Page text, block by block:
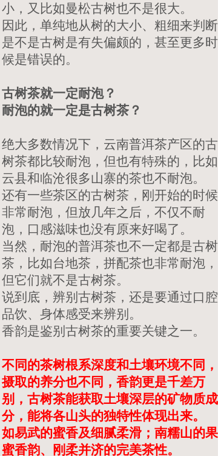
小，又比如曼松古树也不是很大。
因此，单纯地从树的大小、粗细来判断
是不是古树是有失偏颇的，甚至更多时
候是错误的。
古树茶就一定耐泡？
耐泡的就一定是古树茶？
绝大多数情况下， 云南普洱茶产区的古
树茶都比较耐泡，但也有特殊的，比如
云县和临沧很多山寨的茶也不耐泡。
还有一些茶区的古树茶，刚开始的时候
非常耐泡，但放几年之后，不仅不耐
泡，口感滋味也没有原来好喝了。
当然，耐泡的普洱茶也不一定都是古树
茶，比如台地茶，拼配茶也非常耐泡，
但它们就不是古树茶。
说到底，辨别古树茶，还是要通过口腔
品饮、身体感受来辨别。
香韵是鉴别古树茶的重要关键之一。
不同的茶树根系深度和土壤环境不同，
摄取的养分也不同，香韵更是千差万
别，古树茶能获取土壤深层的矿物质成
分，能将各山头的独特性体现出来。
如易武的蜜香及细腻柔滑；南糯山的果
蜜香韵、刚柔并济的完美茶性。